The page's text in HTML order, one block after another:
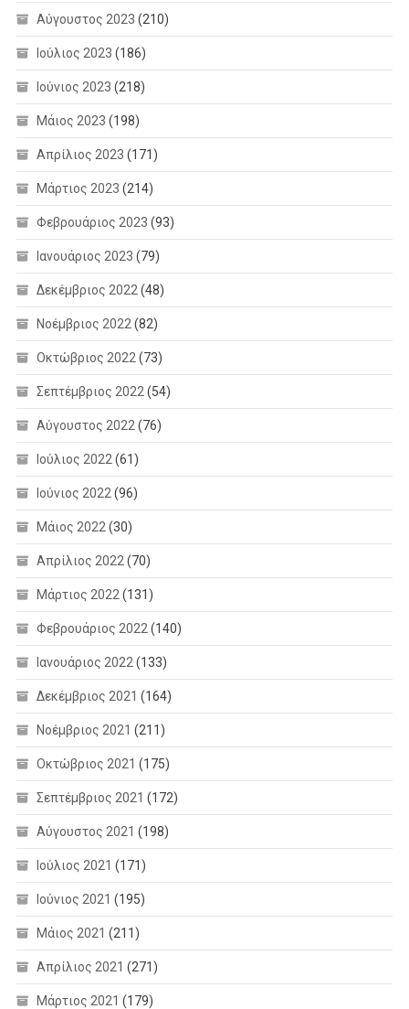
Αύγουστος 2023 (210)
Ιούλιος 2023 (186)
Ιούνιος 2023 (218)
Μάιος 2023 (198)
Απρίλιος 2023 (171)
Μάρτιος 2023 (214)
Φεβρουάριος 2023 (93)
Ιανουάριος 2023 (79)
Δεκέμβριος 2022 (48)
Νοέμβριος 2022 (82)
Οκτώβριος 2022 (73)
Σεπτέμβριος 2022 (54)
Αύγουστος 2022 (76)
Ιούλιος 2022 (61)
Ιούνιος 2022 (96)
Μάιος 2022 (30)
Απρίλιος 2022 (70)
Μάρτιος 2022 (131)
Φεβρουάριος 2022 (140)
Ιανουάριος 2022 (133)
Δεκέμβριος 2021 (164)
Νοέμβριος 2021 (211)
Οκτώβριος 2021 (175)
Σεπτέμβριος 2021 (172)
Αύγουστος 2021 (198)
Ιούλιος 2021 (171)
Ιούνιος 2021 (195)
Μάιος 2021 (211)
Απρίλιος 2021 (271)
Μάρτιος 2021 (179)